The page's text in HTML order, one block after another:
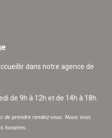
dans notre agence de
de 9h à 12h et de 14h à 18h.
prendre rendez-vous. Nous vous
horaires.